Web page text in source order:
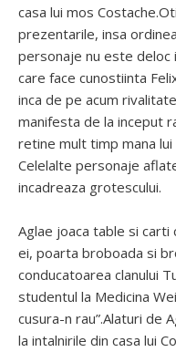
casa lui mos
prezentarile, insa
personaje nu este deloc
care face cunostiinta
inca de pe acum
manifesta de la inceput
retine mult timp mana
Celelalte personaje
incadreaza grotescului.
Aglae joaca table si carti
ei, poarta broboada si
conducatoarea clanului
studentul la Medicina
cusura-n rau”.Alaturi de
la intalnirile din casa lui